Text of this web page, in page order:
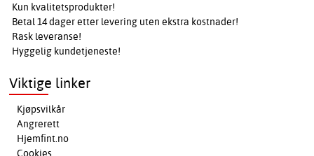
Kun kvalitetsprodukter!
Betal 14 dager etter levering uten ekstra kostnader!
Rask leveranse!
Hyggelig kundetjeneste!
Viktige linker
Kjøpsvilkår
Angrerett
Hjemfint.no
Cookies